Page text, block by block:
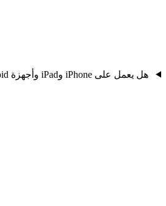
هل يعمل على iPhone وiPad وأجهزة Android؟